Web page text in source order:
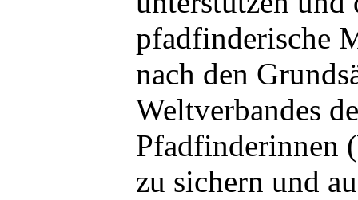
pfadfinderische
nach den
Weltverbandes
Pfadfinderinnen
zu sichern und